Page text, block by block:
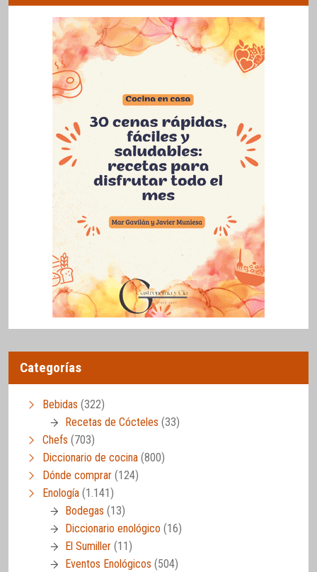
Categorías
Bebidas (322)
Recetas de Cócteles (33)
Chefs (703)
Diccionario de cocina (800)
Dónde comprar (124)
Enología (1.141)
Bodegas (13)
Diccionario enológico (16)
El Sumiller (11)
Eventos Enológicos (504)